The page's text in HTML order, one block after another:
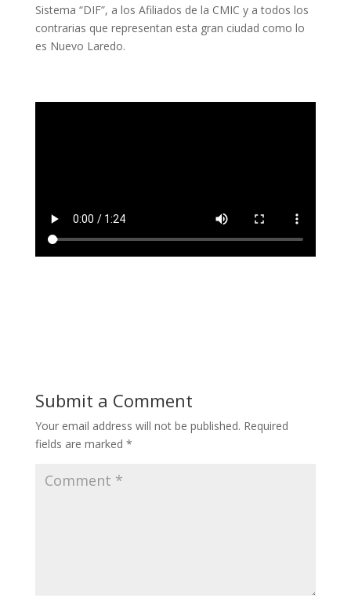
Sistema “DIF”, a los Afiliados de la CMIC y a todos los
contrarias que representan esta gran ciudad como lo
es Nuevo Laredo.
Submit a Comment
Your email address will not be published. Required
fields are marked *